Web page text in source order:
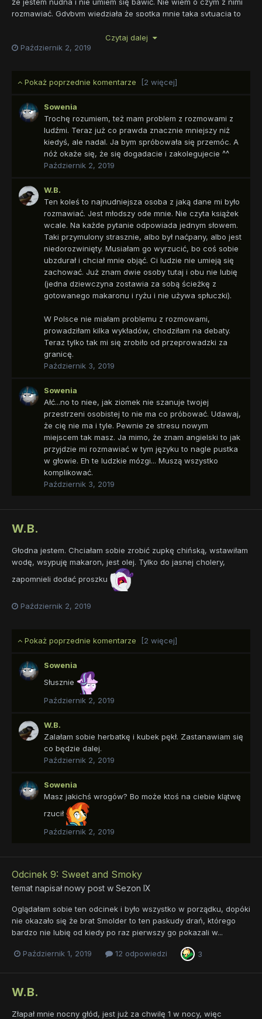
rozmawiać. Gdybym wiedziała że spotka mnie taka sytuacja to
czarnej dupie. I jeszcze mam problem z podziałem silosowanej
kukurydzy. Co za pech.
Czytaj dalej
Październik 2, 2019
Pokaż poprzednie komentarze [2 więcej]
Sowenia
Trochę rozumiem, też mam problem z rozmowami z
ludźmi. Teraz już co prawda znacznie mniejszy niż
kiedyś, ale nadal. Ja bym spróbowała się przemóc. A
nóż okaże się, że się dogadacie i zakolegujecie ^^
Październik 2, 2019
W.B.
Ten koleś to najnudniejsza osoba z jaką dane mi było
rozmawiać. Jest młodszy ode mnie. Nie czyta książek
wcale. Na każde pytanie odpowiada jednym słowem.
Taki przymulony strasznie, albo był naćpany, albo jest
niedorozwinięty. Musiałam go wyrzucić, bo coś sobie
ubzdurał i chciał mnie objąć. Ci ludzie nie umieją się
zachować. Już znam dwie osoby tutaj i obu nie lubię
(jedna dziewczyna zostawia za sobą ścieżkę z
gotowanego makaronu i ryżu i nie używa spłuczki).
W Polsce nie miałam problemu z rozmowami,
prowadziłam kilka wykładów, chodziłam na debaty.
Teraz tylko tak mi się zrobiło od przeprowadzki za
granicę.
Październik 3, 2019
Sowenia
Ałć...no to niee, jak ziomek nie szanuje twojej
przestrzeni osobistej to nie ma co próbować. Udawaj,
że cię nie ma i tyle. Pewnie ze stresu nowym
miejscem tak masz. Ja mimo, że znam angielski to jak
przyjdzie mi rozmawiać w tym języku to nagle pustka
w głowie. Eh te ludzkie mózgi... Muszą wszystko
komplikować.
Październik 3, 2019
W.B.
Głodna jestem. Chciałam sobie zrobić zupkę chińską, wstawiłam
wodę, wsypuję makaron, jest olej. Tylko do jasnej cholery,
zapomnieli dodać proszku
Październik 2, 2019
Pokaż poprzednie komentarze [2 więcej]
Sowenia
Słusznie
Październik 2, 2019
W.B.
Zalałam sobie herbatkę i kubek pękł. Zastanawiam się
co będzie dalej.
Październik 2, 2019
Sowenia
Masz jakichś wrogów? Bo może ktoś na ciebie klątwę
rzucił
Październik 2, 2019
Odcinek 9: Sweet and Smoky
temat napisał nowy post w Sezon IX
Oglądałam sobie ten odcinek i było wszystko w porządku, dopóki
nie okazało się że brat Smolder to ten paskudy drań, którego
bardzo nie lubię od kiedy po raz pierwszy go pokazali w...
Październik 1, 2019 12 odpowiedzi 3
W.B.
Złapał mnie nocny głód, jest już za chwilę 1 w nocy, więc